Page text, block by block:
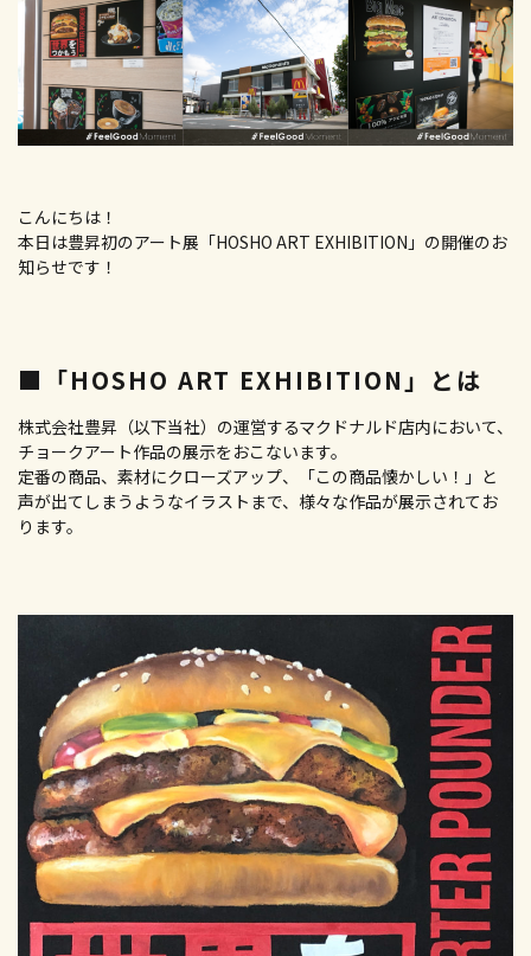
主婦(夫)向け特設ページ
資料請求フォーム
職場体験・働き方相談会
こんにちは！
本日は豊昇初のアート展「HOSHO ART EXHIBITION」の開催のお
知らせです！
■「HOSHO ART EXHIBITION」とは
株式会社豊昇（以下当社）の運営するマクドナルド店内において、
チョークアート作品の展示をおこないます。
定番の商品、素材にクローズアップ、「この商品懐かしい！」と
声が出てしまうようなイラストまで、様々な作品が展示されてお
ります。